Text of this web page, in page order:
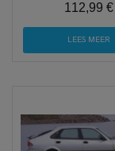
112,99 €
LEES MEER